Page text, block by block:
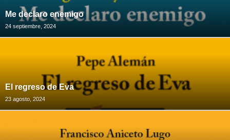
Me declaro enemigo
24 septiembre, 2024
El regreso de Eva
23 agosto, 2024